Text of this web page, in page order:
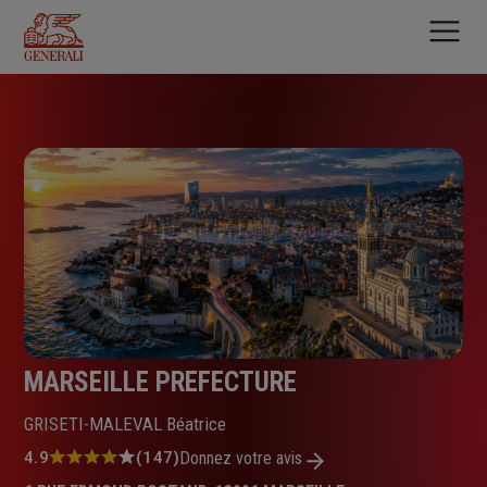
contenu
principal
MARSEILLE PREFECTURE
GRISETI-MALEVAL Béatrice
Note
4.9 (147)Donnez votre avis